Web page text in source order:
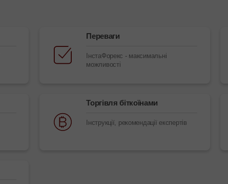
Переваги
ІнстаФорекс - максимальні
можливості
Торгівля біткоїнами
Інструкції, рекомендації експертів